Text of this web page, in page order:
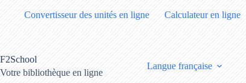
Convertisseur des unités en ligne Calculateur en ligne
F2School
Votre bibliothèque en ligne
Langue française